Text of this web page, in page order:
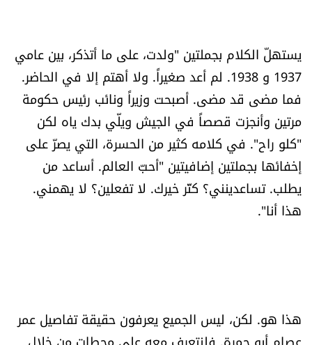
كاميرا
سجالات
صحّة وصحن
الرياضة
منوّعات
فيديو
يستهلّ الكلام بجملتين "ولدت، على ما أتذكر، بين عامي
1937 و 1938. لم أعد صغيراً. ولا أهتم إلا في الحاضر.
فما مضى قد مضى. أصبحت وزيراً ونائب رئيس حكومة
مرتين وأنجزت قصصاً في الجيش ويلّي بدك ياه لكن
"كلو راح". في كلامه كثير من الحسرة، التي يصرّ على
إخفائها بجملتين إضافيتين "أحبّ العالم. أساعد من
يطلب. تساعدينني؟ كتّر خيرك. لا تفعلين؟ لا يهمني.
هذا أنا".
هذا هو. لكن، ليس الجميع يعرفون حقيقة تفاصيل عمر